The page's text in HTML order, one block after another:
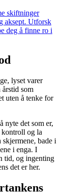
skiftninger
aksept. Utforsk
deg å finne ro i
lyset varer
som
uten å tenke for
nyte det som er,
kontroll og la
skjermene, bade i
i enga. I
tid, og ingenting
det er her.